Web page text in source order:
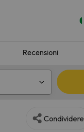
Recensioni
Condividere